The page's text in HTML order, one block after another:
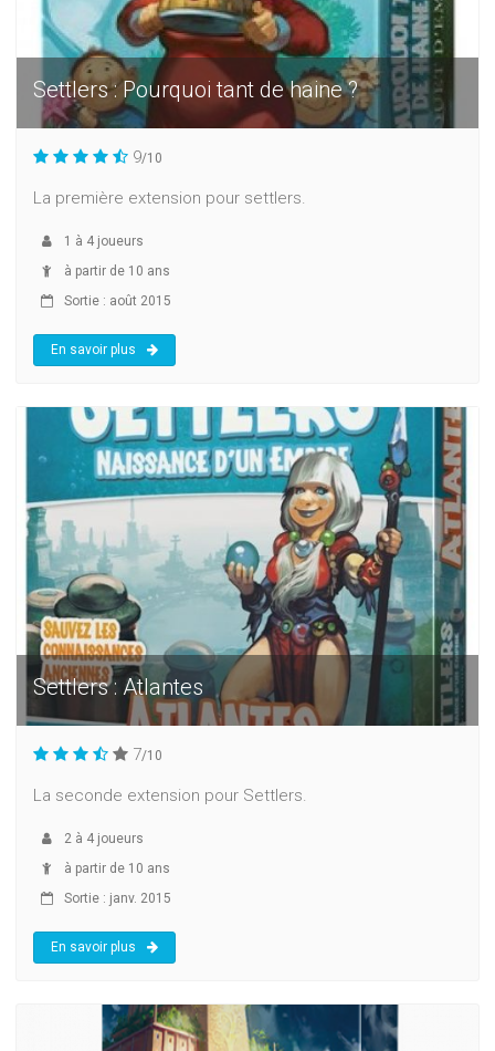
Settlers : Pourquoi tant de haine ?
9/10
La première extension pour settlers.
1 à 4 joueurs
à partir de 10 ans
Sortie : août 2015
En savoir plus
Settlers : Atlantes
7/10
La seconde extension pour Settlers.
2 à 4 joueurs
à partir de 10 ans
Sortie : janv. 2015
En savoir plus